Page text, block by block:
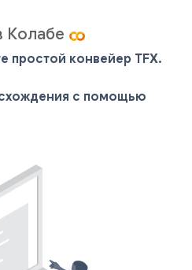
Колабе
простой конвейер TFX.
с помощью